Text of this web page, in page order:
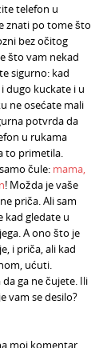
telefon u
znati po tome što
bez očitog
što vam nekad
sigurno: kad
dugo kuckate i u
ne osećate mali
potvrda da
u rukama
to primetila.
čule: mama,
! Možda je vaše
priča. Ali sam
kad gledate u
A ono što je
i priča, ali kad
ućuti.
ga ne čujete. Ili
vam se desilo?
moj komentar